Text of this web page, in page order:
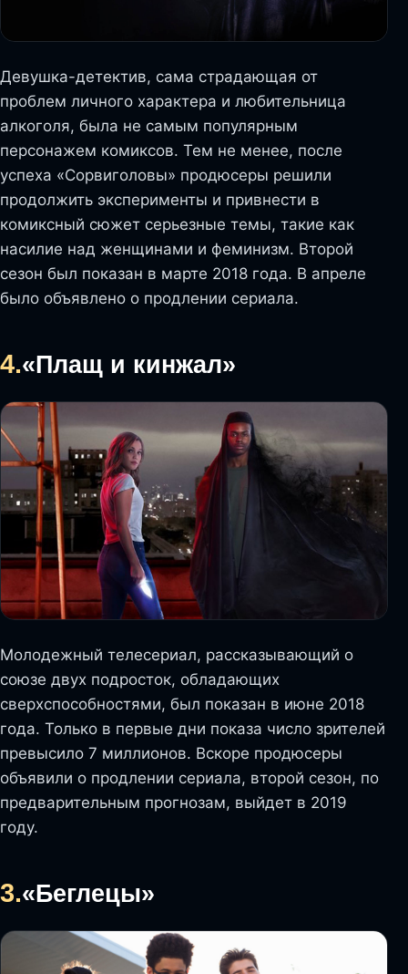
Девушка-детектив, сама страдающая от
проблем личного характера и любительница
алкоголя, была не самым популярным
персонажем комиксов. Тем не менее, после
успеха «Сорвиголовы» продюсеры решили
продолжить эксперименты и привнести в
комиксный сюжет серьезные темы, такие как
насилие над женщинами и феминизм. Второй
сезон был показан в марте 2018 года. В апреле
было объявлено о продлении сериала.
4.«Плащ и кинжал»
Молодежный телесериал, рассказывающий о
союзе двух подросток, обладающих
сверхспособностями, был показан в июне 2018
года. Только в первые дни показа число зрителей
превысило 7 миллионов. Вскоре продюсеры
объявили о продлении сериала, второй сезон, по
предварительным прогнозам, выйдет в 2019
году.
3.«Беглецы»